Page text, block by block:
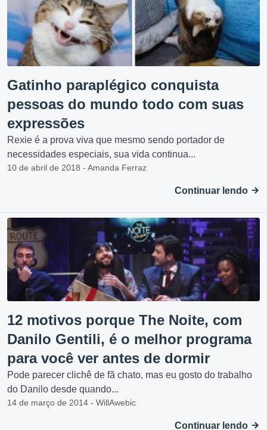
Gatinho paraplégico conquista
pessoas do mundo todo com suas
expressões
Rexie é a prova viva que mesmo sendo portador de
necessidades especiais, sua vida continua...
10 de abril de 2018 - Amanda Ferraz
Continuar lendo
12 motivos porque The Noite, com
Danilo Gentili, é o melhor programa
para você ver antes de dormir
Pode parecer clichê de fã chato, mas eu gosto do trabalho
do Danilo desde quando...
14 de março de 2014 - WillAwebic
Continuar lendo